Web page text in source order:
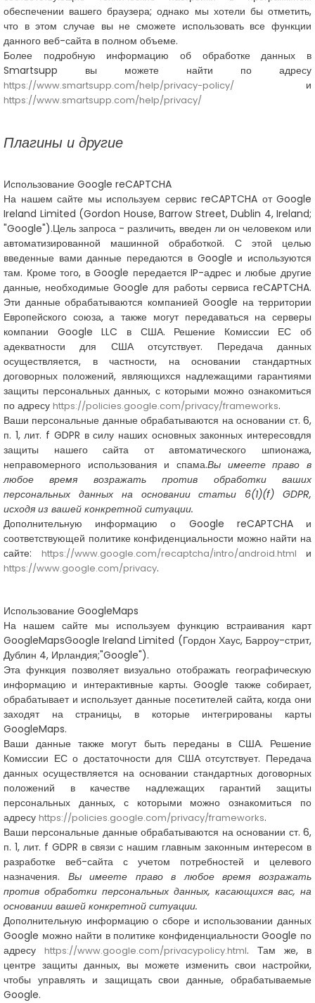
обеспечении вашего браузера; однако мы хотели бы отметить,
что в этом случае вы не сможете использовать все функции
данного веб-сайта в полном объеме.
Более подробную информацию об обработке данных в
Smartsupp вы можете найти по адресу
https://www.smartsupp.com/help/privacy-policy/ и
https://www.smartsupp.com/help/privacy/
Плагины и другие
Использование Google reCAPTCHA
На нашем сайте мы используем сервис reCAPTCHA от Google
Ireland Limited (Gordon House, Barrow Street, Dublin 4, Ireland;
"Google").Цель запроса - различить, введен ли он человеком или
автоматизированной машинной обработкой. С этой целью
введенные вами данные передаются в Google и используются
там. Кроме того, в Google передается IP-адрес и любые другие
данные, необходимые Google для работы сервиса reCAPTCHA.
Эти данные обрабатываются компанией Google на территории
Европейского союза, а также могут передаваться на серверы
компании Google LLC в США. Решение Комиссии ЕС об
адекватности для США отсутствует. Передача данных
осуществляется, в частности, на основании стандартных
договорных положений, являющихся надлежащими гарантиями
защиты персональных данных, с которыми можно ознакомиться
по адресу https://policies.google.com/privacy/frameworks.
Ваши персональные данные обрабатываются на основании ст. 6,
п. 1, лит. f GDPR в силу наших основных законных интересовдля
защиты нашего сайта от автоматического шпионажа,
неправомерного использования и спама.Вы имеете право в
любое время возражать против обработки ваших
персональных данных на основании статьи 6(1)(f) GDPR,
исходя из вашей конкретной ситуации.
Дополнительную информацию о Google reCAPTCHA и
соответствующей политике конфиденциальности можно найти на
сайте: https://www.google.com/recaptcha/intro/android.html и
https://www.google.com/privacy.
Использование GoogleMaps
На нашем сайте мы используем функцию встраивания карт
GoogleMapsGoogle Ireland Limited (Гордон Хаус, Барроу-стрит,
Дублин 4, Ирландия;"Google").
Эта функция позволяет визуально отображать географическую
информацию и интерактивные карты. Google также собирает,
обрабатывает и использует данные посетителей сайта, когда они
заходят на страницы, в которые интегрированы карты
GoogleMaps.
Ваши данные также могут быть переданы в США. Решение
Комиссии ЕС о достаточности для США отсутствует. Передача
данных осуществляется на основании стандартных договорных
положений в качестве надлежащих гарантий защиты
персональных данных, с которыми можно ознакомиться по
адресу https://policies.google.com/privacy/frameworks.
Ваши персональные данные обрабатываются на основании ст. 6,
п. 1, лит. f GDPR в связи с нашим главным законным интересом в
разработке веб-сайта с учетом потребностей и целевого
назначения. Вы имеете право в любое время возражать
против обработки персональных данных, касающихся вас, на
основании вашей конкретной ситуации.
Дополнительную информацию о сборе и использовании данных
Google можно найти в политике конфиденциальности Google по
адресу https://www.google.com/privacypolicy.html. Там же, в
центре защиты данных, вы можете изменить свои настройки,
чтобы управлять и защищать свои данные, обрабатываемые
Google.